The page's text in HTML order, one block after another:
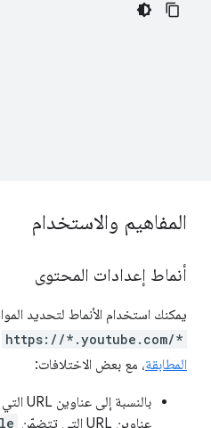
المفاهيم والاستخدام
أنماط إعدادات المحتوى
يمكنك استخدام الأنماط لتحديد
https://*.youtube.com/*
المطابقة، مع بعض الاختلافات:
بالنسبة إلى عناوين URL التي تتضمّن
عناوين URL التي تتضمّن